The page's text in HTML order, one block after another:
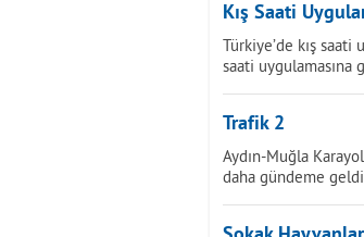
Kış Saati
Türkiye’de kış saati
saati uygulamasına
Trafik 2
Aydın-Muğla
daha gündeme